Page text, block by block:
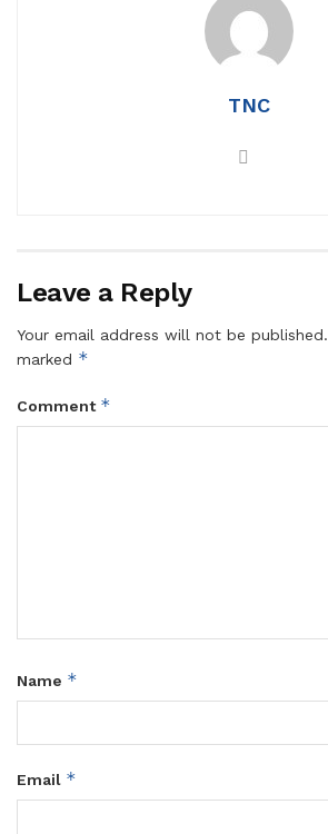
TNC
Leave a Reply
Your email address will not be published.
marked *
Comment *
Name *
Email *